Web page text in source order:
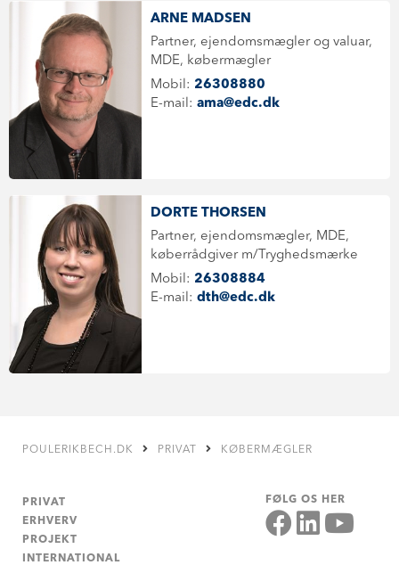
ARNE MADSEN
Partner, ejendomsmægler og valuar,
MDE, købermægler
Mobil: 26308880
E-mail: ama@edc.dk
DORTE THORSEN
Partner, ejendomsmægler, MDE,
køberrådgiver m/Tryghedsmærke
Mobil: 26308884
E-mail: dth@edc.dk
POULERIKBECH.DK PRIVAT KØBERMÆGLER
PRIVAT
ERHVERV
PROJEKT
INTERNATIONAL
FØLG OS HER